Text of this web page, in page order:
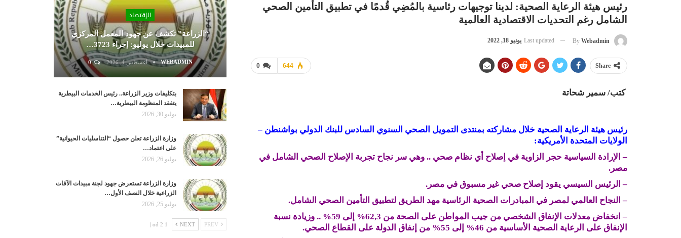
رئيس هيئة الرعاية الصحية: لدينا توجيهات رئاسية بالمُضِي قُدمًا في تطبيق التأمين الصحي
الشامل رغم التحديات الاقتصادية العالمية
By Webadmin
Last updated يونيو 18, 2022
0 644 Share
كتب/ سمير شحاتة
رئيس هيئة الرعاية الصحية خلال مشاركته بمنتدى التمويل الصحي السنوي السادس للبنك الدولي بواشنطن –
الولايات المتحدة الأمريكية:
– الإرادة السياسية حجر الزاوية في إصلاح أي نظام صحي .. وهي سر نجاح تجربة الإصلاح الصحي الشامل في
مصر.
– الرئيس السيسي يقود إصلاح صحي غير مسبوق في مصر.
– النجاح العالمي لمصر في المبادرات الصحية الرئاسية مهد الطريق لتطبيق التأمين الصحي الشامل.
– انخفاض معدلات الإنفاق الشخصي من جيب المواطن على الصحة من 62,3% إلى 59% .. وزيادة نسبة
الإنفاق على الرعاية الصحية الأساسية من 46% إلى 55% من إنفاق الدولة على القطاع الصحي.
الإقتصاد
“الزراعة” تكشف عن جهود المعمل المركزي
للمبيدات خلال يوليو: إجراء 3723…
WEBADMIN أغسطس 4, 2026 0
بتكليفات وزير الزراعة.. رئيس الخدمات البيطرية
يتفقد المنظومة البيطرية…
يوليو 30, 2026
وزارة الزراعة تعلن حصول “التناسليات الحيوانية”
على اعتماد…
يوليو 26, 2026
وزارة الزراعة تستعرض جهود لجنة مبيدات الآفات
الزراعية خلال النصف الأول…
يوليو 25, 2026
NEXT
1 od 2 |